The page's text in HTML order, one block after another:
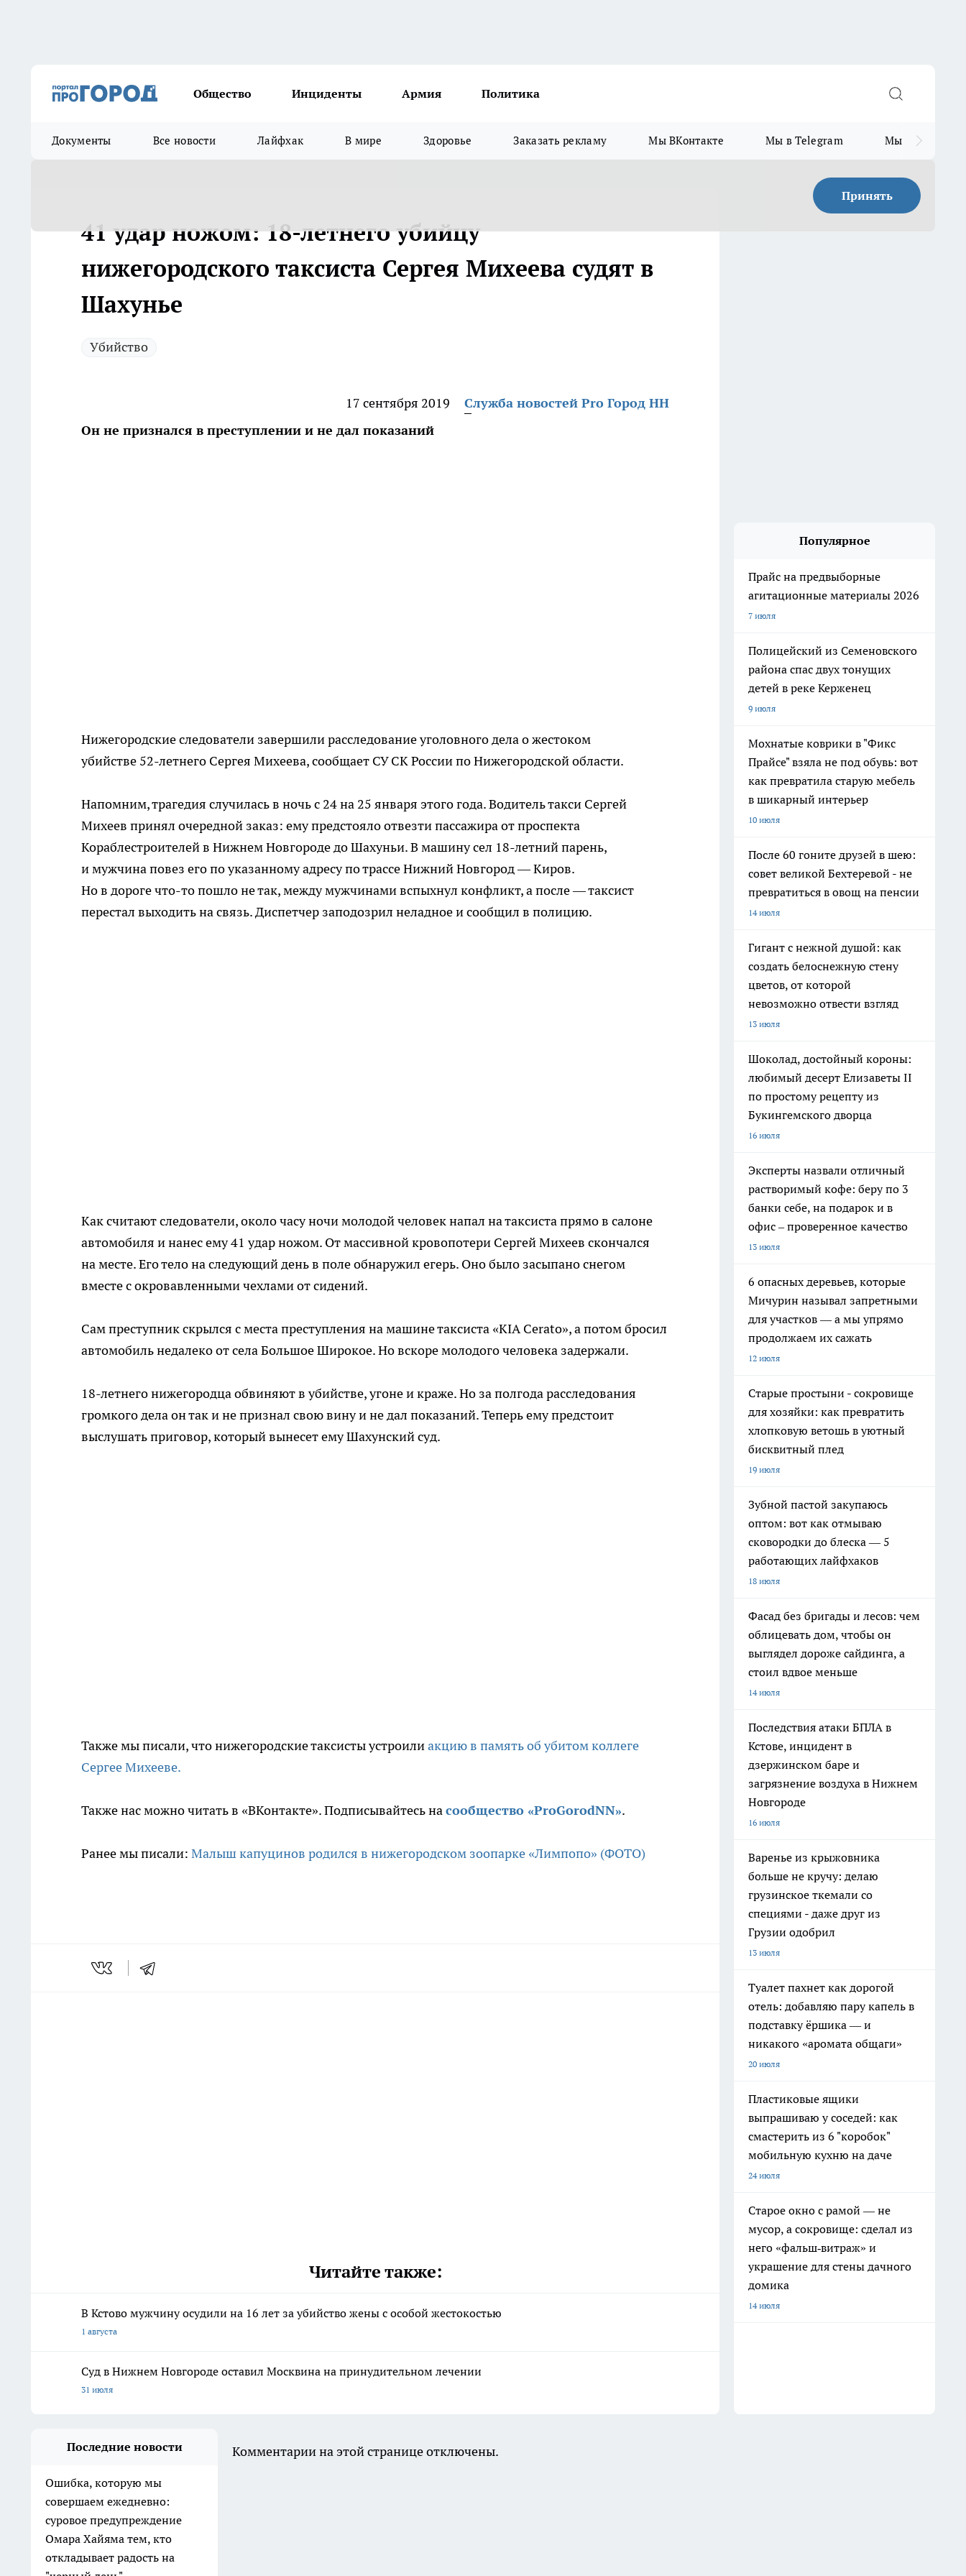
Общество Инциденты Армия Политика
Документы Все новости Лайфхак В мире Здоровье Заказать рекламу Мы ВКонтакте Мы в Telegram Мы в MAX
Принять
41 удар ножом: 18-летнего убийцу
нижегородского таксиста Сергея Михеева судят в
Шахунье
Убийство
17 сентября 2019
Служба новостей Pro Город НН
Он не признался в преступлении и не дал показаний
Нижегородские следователи завершили расследование уголовного дела о жестоком
убийстве 52-летнего Сергея Михеева, сообщает СУ СК России по Нижегородской области.
Напомним, трагедия случилась в ночь с 24 на 25 января этого года. Водитель такси Сергей
Михеев принял очередной заказ: ему предстояло отвезти пассажира от проспекта
Кораблестроителей в Нижнем Новгороде до Шахуньи. В машину сел 18-летний парень,
и мужчина повез его по указанному адресу по трассе Нижний Новгород — Киров.
Но в дороге что-то пошло не так, между мужчинами вспыхнул конфликт, а после — таксист
перестал выходить на связь. Диспетчер заподозрил неладное и сообщил в полицию.
Как считают следователи, около часу ночи молодой человек напал на таксиста прямо в салоне
автомобиля и нанес ему 41 удар ножом. От массивной кровопотери Сергей Михеев скончался
на месте. Его тело на следующий день в поле обнаружил егерь. Оно было засыпано снегом
вместе с окровавленными чехлами от сидений.
Сам преступник скрылся с места преступления на машине таксиста «KIA Ceratо», а потом бросил
автомобиль недалеко от села Большое Широкое. Но вскоре молодого человека задержали.
18-летнего нижегородца обвиняют в убийстве, угоне и краже. Но за полгода расследования
громкого дела он так и не признал свою вину и не дал показаний. Теперь ему предстоит
выслушать приговор, который вынесет ему Шахунский суд.
Также мы писали, что нижегородские таксисты устроилиакцию в память об убитом коллеге
Сергее Михееве.
Также нас можно читать в «ВКонтакте». Подписывайтесь насообщество «ProGorodNN».
Ранее мы писали: Малыш капуцинов родился в нижегородском зоопарке «Лимпопо» (ФОТО)
Читайте также:
В Кстово мужчину осудили на 16 лет за убийство жены с особой жестокостью
1 августа
Суд в Нижнем Новгороде оставил Москвина на принудительном лечении
31 июля
Популярное
Прайс на предвыборные
агитационные материалы 2026
7 июля
Полицейский из Семеновского
района спас двух тонущих
детей в реке Керженец
9 июля
Мохнатые коврики в "Фикс
Прайсе" взяла не под обувь: вот
как превратила старую мебель
в шикарный интерьер
10 июля
После 60 гоните друзей в шею:
совет великой Бехтеревой - не
превратиться в овощ на пенсии
14 июля
Гигант с нежной душой: как
создать белоснежную стену
цветов, от которой
невозможно отвести взгляд
13 июля
Шоколад, достойный короны:
любимый десерт Елизаветы II
по простому рецепту из
Букингемского дворца
16 июля
Эксперты назвали отличный
растворимый кофе: беру по 3
банки себе, на подарок и в
офис – проверенное качество
13 июля
6 опасных деревьев, которые
Мичурин называл запретными
для участков — а мы упрямо
продолжаем их сажать
12 июля
Старые простыни - сокровище
для хозяйки: как превратить
хлопковую ветошь в уютный
бисквитный плед
19 июля
Зубной пастой закупаюсь
оптом: вот как отмываю
сковородки до блеска — 5
работающих лайфхаков
18 июля
Фасад без бригады и лесов: чем
облицевать дом, чтобы он
выглядел дороже сайдинга, а
стоил вдвое меньше
14 июля
Последствия атаки БПЛА в
Кстове, инцидент в
дзержинском баре и
загрязнение воздуха в Нижнем
Новгороде
16 июля
Варенье из крыжовника
больше не кручу: делаю
грузинское ткемали со
специями - даже друг из
Грузии одобрил
13 июля
Туалет пахнет как дорогой
отель: добавляю пару капель в
подставку ёршика — и
никакого «аромата общаги»
20 июля
Пластиковые ящики
выпрашиваю у соседей: как
смастерить из 6 "коробок"
мобильную кухню на даче
24 июля
Старое окно с рамой — не
мусор, а сокровище: сделал из
него «фальш‑витраж» и
украшение для стены дачного
домика
14 июля
Последние новости
Ошибка, которую мы
совершаем ежедневно:
суровое предупреждение
Омара Хайяма тем, кто
откладывает радость на
Комментарии на этой странице отключены.